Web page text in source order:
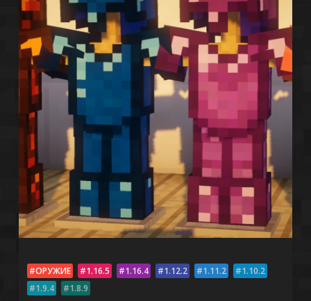
ОРУЖИЕ 1.16.5 1.16.4 1.12.2 1.11.2
1.10.2
1.9.4
1.8.9